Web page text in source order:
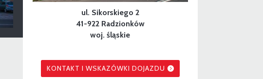
ul. Sikorskiego 2
41-922 Radzionków
woj. śląskie
KONTAKT I WSKAZÓWKI DOJAZDU